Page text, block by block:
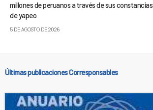
millones de peruanos a través de sus constancias
de yapeo
5 DE AGOSTO DE 2026
Últimas publicaciones Corresponsables